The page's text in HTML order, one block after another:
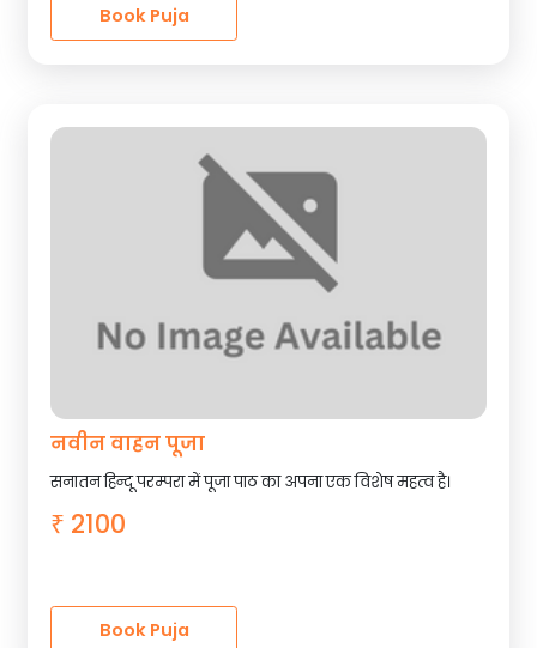
Book Puja
नवीन वाहन पूजा
सनातन हिन्दू परम्परा में पूजा पाठ का अपना एक विशेष महत्व है।
₹ 2100
Book Puja